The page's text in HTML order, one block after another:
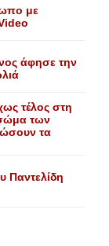
με
άφησε την
τέλος στη
των
τα
Παντελίδη